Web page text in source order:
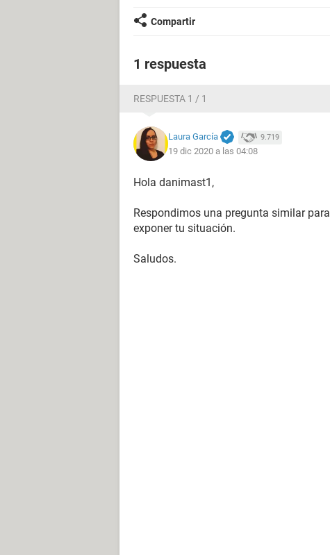
Compartir
1 respuesta
RESPUESTA 1 / 1
Laura García 9.719
19 dic 2020 a las 04:08
Hola danimast1,
Respondimos una pregunta similar para
exponer tu situación.
Saludos.